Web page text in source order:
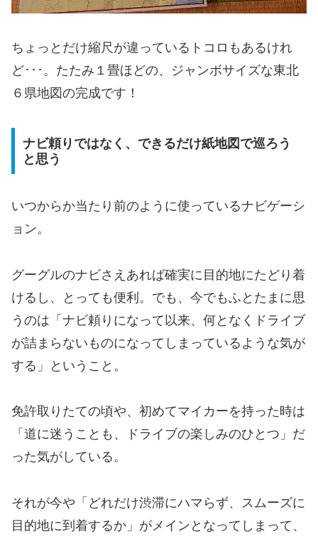
ちょっとだけ縮尺が違っているトコロもあるけれ
ど･･･。たたみ１畳ほどの、ジャンボサイズな東北
６県地図の完成です！
ナビ頼りではなく、できるだけ紙地図で巡ろう
と思う
いつからか当たり前のように使っているナビゲーシ
ョン。
グーグルのナビさえあれば確実に目的地にたどり着
けるし、とっても便利。でも、今でもふとたまに思
うのは「ナビ頼りになって以来、何となくドライブ
が詰まらないものになってしまっているような気が
する」ということ。
免許取りたての頃や、初めてマイカーを持った時は
「道に迷うことも、ドライブの楽しみのひとつ」だ
った気がしている。
それが今や「どれだけ渋滞にハマらず、スムーズに
目的地に到着するか」がメインとなってしまって、